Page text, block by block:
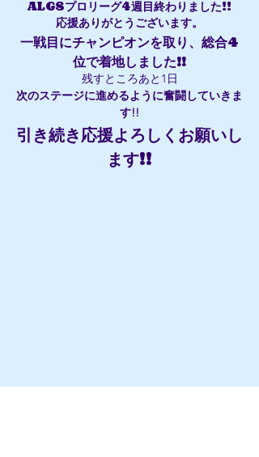
ALGSプロリーグ4週目終わりました!!
応援ありがとうございます。
一戦目にチャンピオンを取り、総合4
位で着地しました!!
残すところあと1日
次のステージに進めるように奮闘していきま
す!!
引き続き応援よろしくお願いし
ます!!